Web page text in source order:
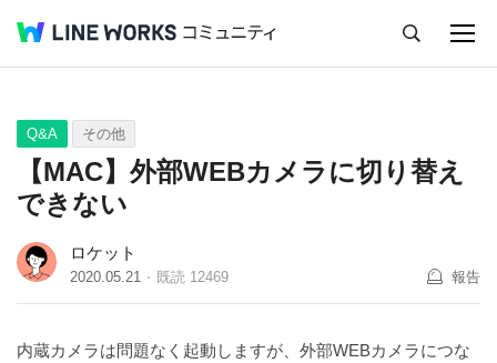
Q&A Tips Ideas
Q&A その他
【MAC】外部WEBカメラに切り替え
できない
ロケット
2020.05.21 既読 12469 報告
内蔵カメラは問題なく起動しますが、外部WEBカメラにつな